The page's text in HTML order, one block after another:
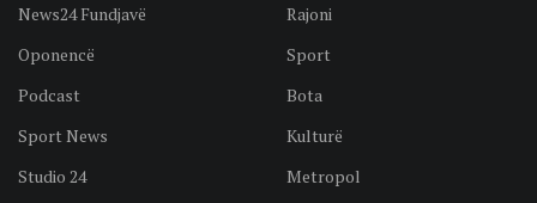
News24 Fundjavë
Oponencë
Podcast
Sport News
Studio 24
Rajoni
Sport
Bota
Kulturë
Metropol